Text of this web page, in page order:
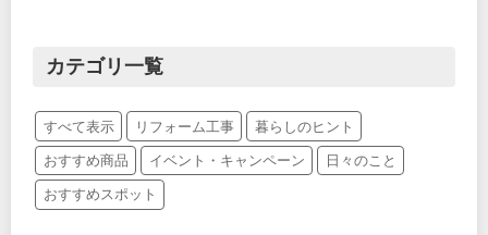
カテゴリ一覧
すべて表示 リフォーム工事 暮らしのヒント
おすすめ商品 イベント・キャンペーン 日々のこと
おすすめスポット